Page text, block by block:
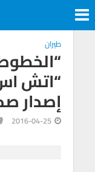
طيران
“اتش
إصدار
2016-04-25